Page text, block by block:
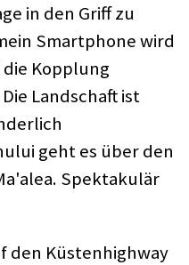
in den Griff zu
Smartphone wird
Kopplung
Landschaft ist
geht es über den
Spektakulär
den Küstenhighway